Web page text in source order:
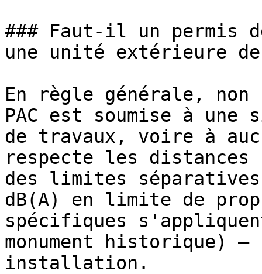
### Faut-il un permis
une unité extérieure de
En règle générale,
PAC est soumise à
de travaux, voire à
respecte les distances
des limites
dB(A) en limite de
spécifiques
monument historique)
installation.